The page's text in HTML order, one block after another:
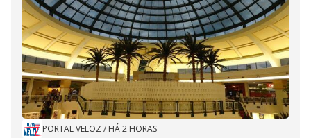
PORTAL VELOZ / HÁ 2 HORAS